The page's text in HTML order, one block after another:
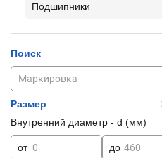
Подшипники
Поиск
Размер
Внутренний диаметр - d (мм)
от до